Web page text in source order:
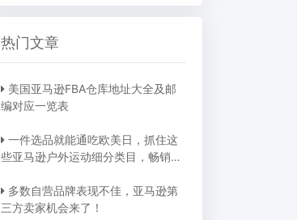
热门文章
美国亚马逊FBA仓库地址大全及邮
编对应一览表
一件选品就能通吃欧美日，抓住这
些亚马逊户外运动细分类目，畅销全
多数自营品牌表现不佳，亚马逊第
三方卖家机会来了！